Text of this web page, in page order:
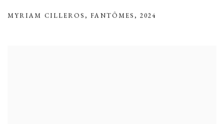
MYRIAM CILLEROS , FANTÔMES ,2024